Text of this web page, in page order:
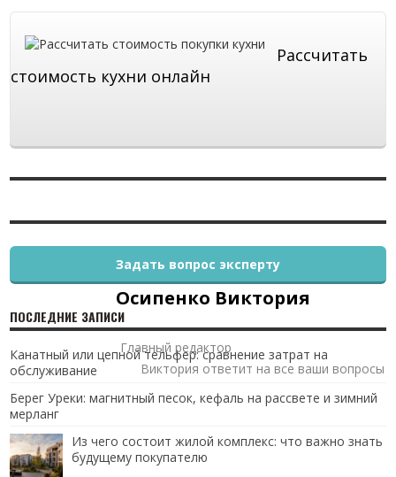
Рассчитать
стоимость кухни онлайн
Осипенко Виктория
Главный редактор
Виктория ответит на все ваши вопросы
Задать вопрос эксперту
ПОСЛЕДНИЕ ЗАПИСИ
Канатный или цепной тельфер: сравнение затрат на
обслуживание
Берег Уреки: магнитный песок, кефаль на рассвете и зимний
мерланг
Из чего состоит жилой комплекс: что важно знать
будущему покупателю